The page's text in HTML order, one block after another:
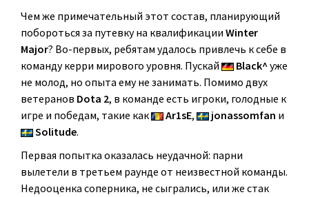
Чем же примечательный этот состав, планирующий
побороться за путевку на квалификации Winter
Major? Во-первых, ребятам удалось привлечь к себе в
команду керри мирового уровня. Пускай
Black^уже
не молод, но опыта ему не занимать. Помимо двух
ветеранов Dota 2, в команде есть игроки, голодные к
игре и победам, такие как
Ar1sE, jonassomfan и
Solitude.
Первая попытка оказалась неудачной: парни
вылетели в третьем раунде от неизвестной команды.
Недооценка соперника, не сыгрались, или же стак